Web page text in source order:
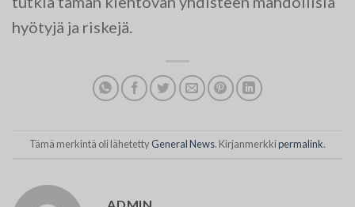
hyötyjä ja riskejä.
Tämä merkintä oli lähetettyGeneral News. Kirjanmerkkipermalink.